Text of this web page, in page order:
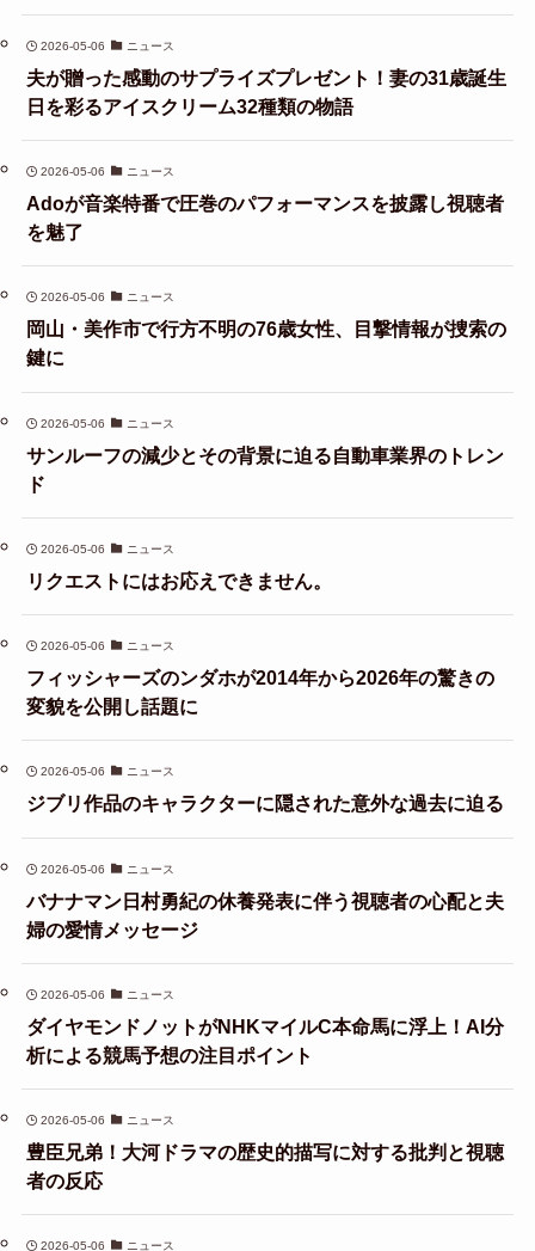
2026-05-06 ニュース
夫が贈った感動のサプライズプレゼント！妻の31歳誕生
日を彩るアイスクリーム32種類の物語
2026-05-06 ニュース
Adoが音楽特番で圧巻のパフォーマンスを披露し視聴者
を魅了
2026-05-06 ニュース
岡山・美作市で行方不明の76歳女性、目撃情報が捜索の
鍵に
2026-05-06 ニュース
サンルーフの減少とその背景に迫る自動車業界のトレン
ド
2026-05-06 ニュース
リクエストにはお応えできません。
2026-05-06 ニュース
フィッシャーズのンダホが2014年から2026年の驚きの
変貌を公開し話題に
2026-05-06 ニュース
ジブリ作品のキャラクターに隠された意外な過去に迫る
2026-05-06 ニュース
バナナマン日村勇紀の休養発表に伴う視聴者の心配と夫
婦の愛情メッセージ
2026-05-06 ニュース
ダイヤモンドノットがNHKマイルC本命馬に浮上！AI分
析による競馬予想の注目ポイント
2026-05-06 ニュース
豊臣兄弟！大河ドラマの歴史的描写に対する批判と視聴
者の反応
2026-05-06 ニュース